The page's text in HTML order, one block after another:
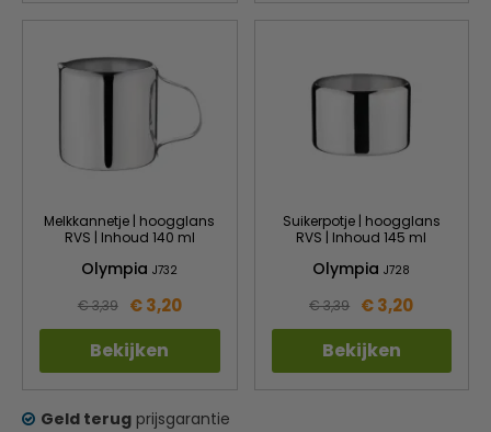
Melkkannetje | hoogglans
RVS | Inhoud 140 ml
OlympiaJ732
€ 3,39 € 3,20
Bekijken
Suikerpotje | hoogglans
RVS | Inhoud 145 ml
OlympiaJ728
€ 3,39 € 3,20
Bekijken
Geld terug prijsgarantie